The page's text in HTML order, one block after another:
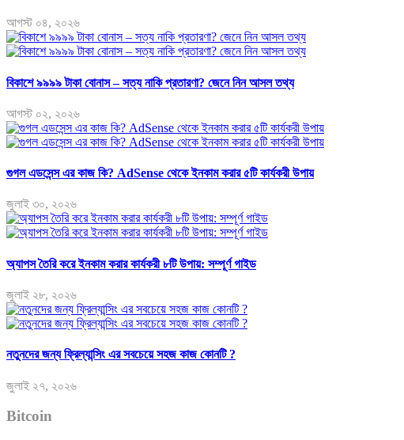
আগস্ট ০৪, ২০২৬
বিকাশে ৯৯৯৯ টাকা বোনাস – সত্য নাকি প্রতারণা? জেনে নিন আসল তথ্য
আগস্ট ০২, ২০২৬
গুগল এডসেন্স এর কাজ কি? AdSense থেকে ইনকাম করার ৫টি কার্যকরী উপায়
জুলাই ৩০, ২০২৬
অ্যাপস তৈরি করে ইনকাম করার কার্যকরী ৮টি উপায়: সম্পূর্ণ গাইড
জুলাই ২৮, ২০২৬
নতুনদের জন্য ফ্রিল্যান্সিং এর সবচেয়ে সহজ কাজ কোনটি ?
জুলাই ২৭, ২০২৬
Bitcoin